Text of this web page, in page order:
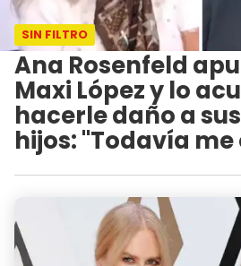
SIN FILTRO
Ana Rosenfeld
Maxi López y lo
hacerle daño a
hijos: "Todavía me